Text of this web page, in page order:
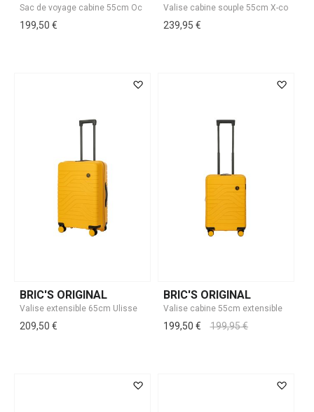
199,50 € 239,95 €
BRIC'S ORIGINAL
209,50 €
BRIC'S ORIGINAL
199,50 € 199,95 €